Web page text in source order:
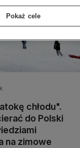
chłodu".
do Polski
na zimowe
Pokaż cele